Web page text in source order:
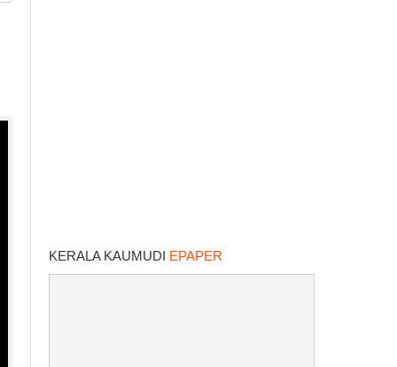
KERALA KAUMUDI EPAPER